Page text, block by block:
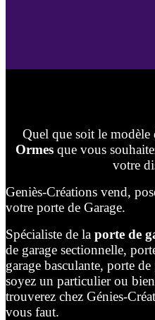
Quel que soit le modèle
Ormes que vous
votre
Geniès-Créations vend,
votre porte de Garage.
Spécialiste de la porte de
de garage sectionnelle,
garage basculante, porte
soyez un particulier ou
trouverez chez Génies-
vous faut.